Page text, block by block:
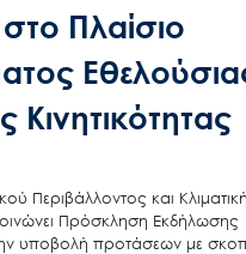
Πλαίσιο
Κινητικότητας
Περιβάλλοντος και
Πρόσκληση Εκδήλωσης
υποβολή προτάσεων με